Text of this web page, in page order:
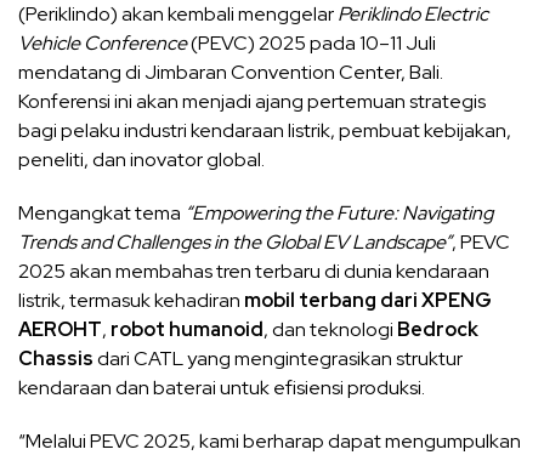
(Periklindo) akan kembali menggelarPeriklindo Electric
Vehicle Conference(PEVC) 2025 pada 10–11 Juli
mendatang di Jimbaran Convention Center, Bali.
Konferensi ini akan menjadi ajang pertemuan strategis
bagi pelaku industri kendaraan listrik, pembuat kebijakan,
peneliti, dan inovator global.
Mengangkat tema “Empowering the Future: Navigating
Trends and Challenges in the Global EV Landscape”, PEVC
2025 akan membahas tren terbaru di dunia kendaraan
listrik, termasuk kehadiran mobil terbang dari XPENG
AEROHT, robot humanoid, dan teknologi Bedrock
Chassisdari CATL yang mengintegrasikan struktur
kendaraan dan baterai untuk efisiensi produksi.
“Melalui PEVC 2025, kami berharap dapat mengumpulkan